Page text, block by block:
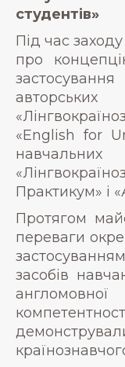
студентів»
Під час
про
«English for
Практикум» і
Протягом
переваги
засобів